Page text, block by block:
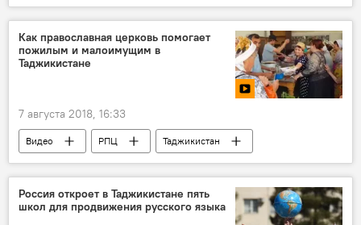
Центральная Азия
Новости Душанбе
Как православная церковь помогает
пожилым и малоимущим в
Таджикистане
7 августа 2018, 16:33
Видео РПЦ
Таджикистан
православие
Россия откроет в Таджикистане пять
школ для продвижения русского языка